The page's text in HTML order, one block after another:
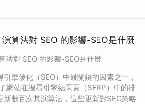
算法對 SEO 的影響-SEO是什麼
法對 SEO 的影響-SEO是什麼
擎優化（SEO）中最關鍵的因素之一，
網站在搜尋引擎結果頁（SERP）中的排
數百次其演算法，這些更新對SEO策略